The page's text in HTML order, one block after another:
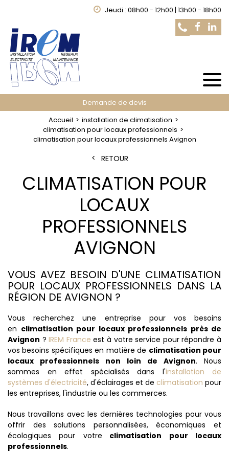
Jeudi : 08h00 - 12h00 | 13h00 - 18h00
Demande de devis
Accueil
installation de climatisation
climatisation pour locaux professionnels
climatisation pour locaux professionnels Avignon
RETOUR
CLIMATISATION POUR
LOCAUX
PROFESSIONNELS
AVIGNON
VOUS AVEZ BESOIN D'UNE CLIMATISATION
POUR LOCAUX PROFESSIONNELS DANS LA
RÉGION DE AVIGNON ?
Vous recherchez une entreprise pour vos besoins
en climatisation pour locaux professionnels près de
Avignon ?IREM France est à votre service pour répondre à
vos besoins spécifiques en matière de climatisation pour
locaux professionnels non loin de Avignon. Nous
sommes en effet spécialisés dans l'installation de
systèmes d'électricité, d'éclairages et de climatisation pour
les entreprises, l'industrie ou les commerces.
Nous travaillons avec les dernières technologies pour vous
offrir des solutions personnalisées, économiques et
écologiques pour votre climatisation pour locaux
professionnels.